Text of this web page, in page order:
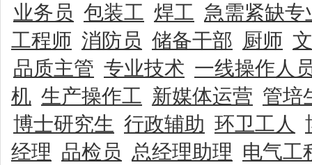
业务员 包装工 焊工 急需紧缺专
工程师 消防员 储备干部 厨师
品质主管 专业技术 一线操作人
机 生产操作工 新媒体运营 管培
博士研究生 行政辅助 环卫工人
经理 品检员 总经理助理 电气工